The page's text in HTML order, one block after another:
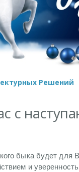
Решений
с
быка будет для
и